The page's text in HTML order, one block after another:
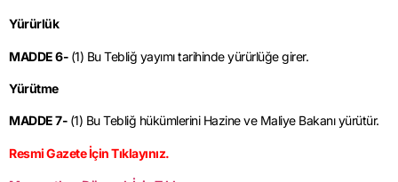
Yürürlük
MADDE 6- (1) Bu Tebliğ yayımı tarihinde yürürlüğe girer.
Yürütme
MADDE 7- (1) Bu Tebliğ hükümlerini Hazine ve Maliye Bakanı yürütür.
Resmi Gazete İçin Tıklayınız.